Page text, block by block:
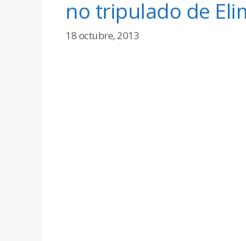
no tripulado de
18 octubre, 2013